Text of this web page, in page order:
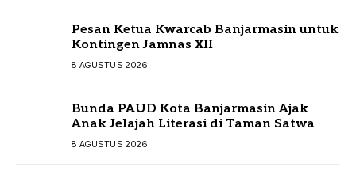
Pesan Ketua Kwarcab Banjarmasin untuk
Kontingen Jamnas XII
8 AGUSTUS 2026
Bunda PAUD Kota Banjarmasin Ajak
Anak Jelajah Literasi di Taman Satwa
8 AGUSTUS 2026